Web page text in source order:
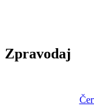
Zpravodaj